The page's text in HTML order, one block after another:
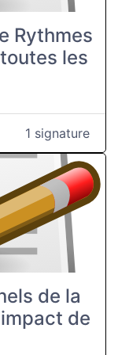
Rythmes
les
1 signature
de la
de